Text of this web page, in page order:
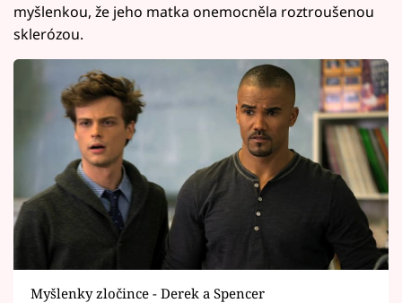
myšlenkou, že jeho matka onemocněla roztroušenou
sklerózou.
Myšlenky zločince - Derek a Spencer